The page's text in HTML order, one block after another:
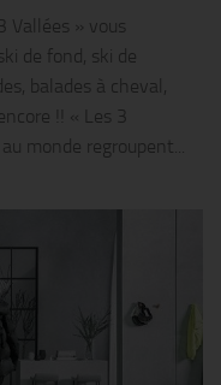
Vallées » vous
de fond, ski de
balades à cheval,
!! « Les 3
monde regroupent...